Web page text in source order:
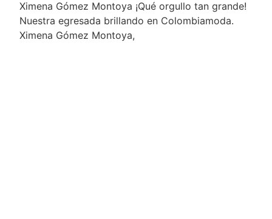
Ximena Gómez Montoya ¡Qué orgullo tan grande!
Nuestra egresada brillando en Colombiamoda.
Ximena Gómez Montoya,